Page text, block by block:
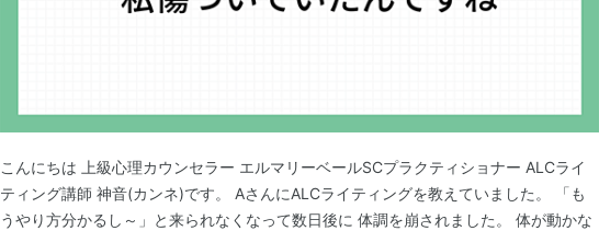
こんにちは 上級心理カウンセラー エルマリーベールSCプラクティショナー ALCライ
ティング講師 神音(カンネ)です。 AさんにALCライティングを教えていました。 「も
うやり方分かるし～」と来られなくなって数日後に 体調を崩されました。 体が動かな